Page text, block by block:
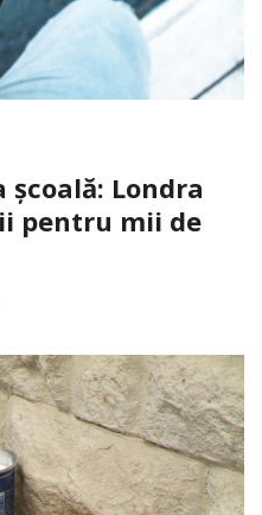
școală: Londra
pentru mii de